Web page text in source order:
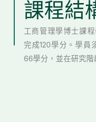
課程結
工商管理學博士課
完成120學分。學員
66學分，並在研究階